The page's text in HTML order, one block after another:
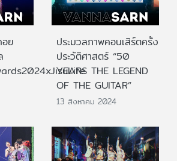
ย
ประมวลภาพคอนเสิร์ตครั้ง
ประวัติศาสตร์ “50
YEARS THE LEGEND
OF THE GUITAR”
13 สิงหาคม 2024